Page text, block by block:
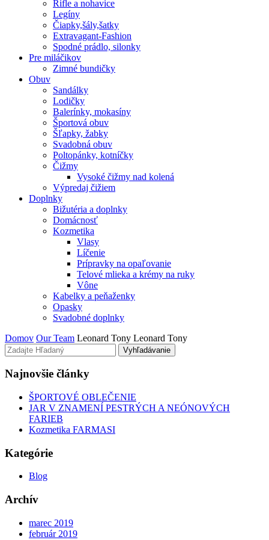
Rifle a nohavice
Legíny
Čiapky,šály,šatky
Extravagant-Fashion
Spodné prádlo, silonky
Pre miláčikov
Zimné bundičky
Obuv
Sandálky
Lodičky
Balerínky, mokasíny
Športová obuv
Šľapky, žabky
Svadobná obuv
Poltopánky, kotníčky
Čižmy
Vysoké čižmy nad kolená
Výpredaj čižiem
Doplnky
Bižutéria a doplnky
Domácnosť
Kozmetika
Vlasy
Líčenie
Prípravky na opaľovanie
Telové mlieka a krémy na ruky
Vône
Kabelky a peňaženky
Opasky
Svadobné doplnky
Domov Our Team Leonard Tony Leonard Tony
Vyhľadávanie
Najnovšie články
ŠPORTOVÉ OBLEČENIE
JAR V ZNAMENÍ PESTRÝCH A NEÓNOVÝCH
FARIEB
Kozmetika FARMASI
Kategórie
Blog
Archív
marec 2019
február 2019